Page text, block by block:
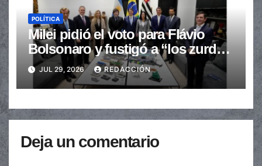
POLÍTICA
Milei pidió el voto para Flávio
Bolsonaro y fustigó a “los zurdos
de mierda”
JUL 29, 2026 REDACCIÓN
Deja un comentario